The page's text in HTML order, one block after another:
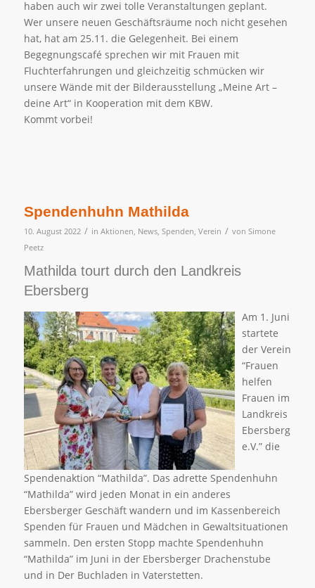
haben auch wir zwei tolle Veranstaltungen geplant.
Wer unsere neuen Geschäftsräume noch nicht gesehen
hat, hat am 25.11. die Gelegenheit. Bei einem
Begegnungscafé sprechen wir mit Frauen mit
Fluchterfahrungen und gleichzeitig schmücken wir
unsere Wände mit der Bilderausstellung „Meine Art –
deine Art“ in Kooperation mit dem KBW.
Kommt vorbei!
Spendenhuhn Mathilda
10. August 2022 / in Aktionen, News, Spenden, Verein / von Simone
Peetz
Mathilda tourt durch den Landkreis
Ebersberg
Am 1. Juni
startete
der Verein
“Frauen
helfen
Frauen im
Landkreis
Ebersberg
e.V.” die
Spendenaktion “Mathilda”. Das adrette Spendenhuhn
“Mathilda” wird jeden Monat in ein anderes
Ebersberger Geschäft wandern und im Kassenbereich
Spenden für Frauen und Mädchen in Gewaltsituationen
sammeln. Den ersten Stopp machte Spendenhuhn
“Mathilda” im Juni in der Ebersberger Drachenstube
und in Der Buchladen in Vaterstetten.